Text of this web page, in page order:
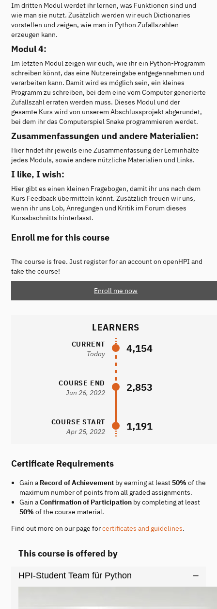
Im dritten Modul werdet ihr lernen, was Funktionen sind und
wie man sie nutzt. Zusätzlich werden wir euch Dictionaries
vorstellen und zeigen, wie man in Python Zufallszahlen
erzeugen kann.
Modul 4:
Im letzten Modul zeigen wir euch, wie ihr ein Python-Programm
schreiben könnt, das eine Nutzereingabe entgegennehmen und
verarbeiten kann. Damit wird es möglich sein, ein kleines
Programm zu schreiben, bei dem eine vom Computer generierte
Zufallszahl erraten werden muss. Dieses Modul und der
gesamte Kurs wird von unserem Abschlussprojekt abgerundet,
bei dem ihr das Computerspiel Snake programmieren werdet.
Zusammenfassungen und andere Materialien:
Hier findet ihr jeweils eine Zusammenfassung der Lerninhalte
jedes Moduls, sowie andere nützliche Materialien und Links.
I like, I wish:
Hier gibt es einen kleinen Fragebogen, damit ihr uns nach dem
Kurs Feedback übermitteln könnt. Zusätzlich freuen wir uns,
wenn ihr uns Lob, Anregungen und Kritik im Forum dieses
Kursabschnitts hinterlasst.
Enroll me for this course
The course is free. Just register for an account on openHPI and
take the course!
Enroll me now
LEARNERS
CURRENT
Today
4,154
COURSE END
Jun 26, 2022
2,853
COURSE START
Apr 25, 2022
1,191
Certificate Requirements
Gain a Record of Achievementby earning at least 50% of the
maximum number of points from all graded assignments.
Gain aConfirmation of Participationby completing at least
50% of the course material.
Find out more on our page forcertificates and guidelines.
This course is offered by
HPI-Student Team für Python